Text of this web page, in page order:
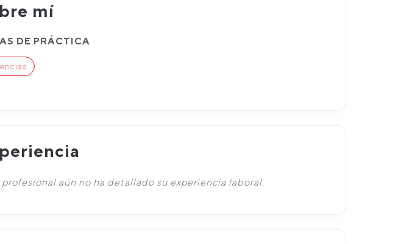
mí
DE PRÁCTICA
profesional aún no ha detallado su experiencia laboral.